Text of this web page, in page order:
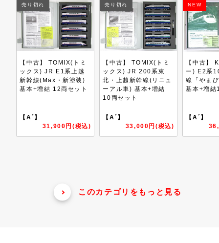
売り切れ
【中古】 TOMIX(トミ
ックス) JR 200系東
北・上越新幹線(リニュ
ーアル車) 基本+増結
【A´】
33,000円(税込)
NEW
【中古】 KATO(カト
ー) E2系1000番台新幹
線「やまびこ・とき」
基本+増結10両セット
【A´】
36,300円(税込)
NEW
【中古
ックス)
新幹線(
塗装) 7
【A´】
このカテゴリをもっと見る